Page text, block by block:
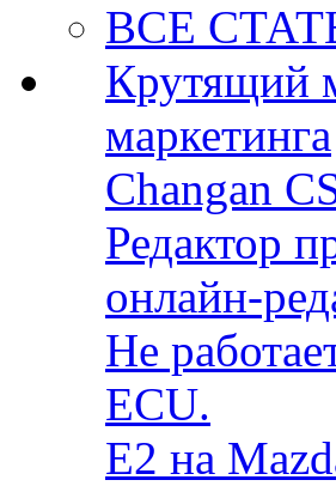
ВСЕ
Крутящий
маркетинга
Changan
Редактор
онлайн-
Не
ECU.
E2 на